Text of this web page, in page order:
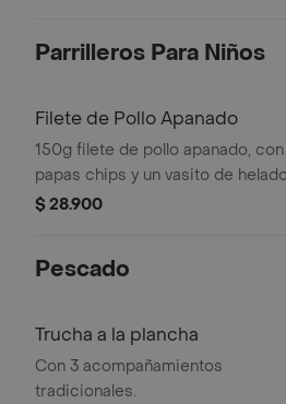
Parrilleros Para Niños
Filete de Pollo Apanado
150g filete de pollo apanado, con
papas chips y un vasito de
$ 28.900
Pescado
Trucha a la plancha
Con 3 acompañamientos
tradicionales.